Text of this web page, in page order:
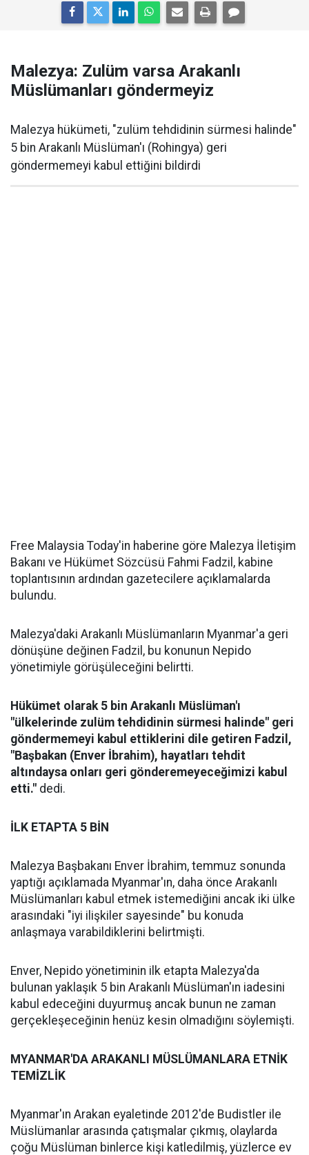
Malezya: Zulüm varsa Arakanlı
Müslümanları göndermeyiz
Malezya hükümeti, "zulüm tehdidinin sürmesi halinde"
5 bin Arakanlı Müslüman'ı (Rohingya) geri
göndermemeyi kabul ettiğini bildirdi
Free Malaysia Today'in haberine göre Malezya İletişim
Bakanı ve Hükümet Sözcüsü Fahmi Fadzil, kabine
toplantısının ardından gazetecilere açıklamalarda
bulundu.
Malezya'daki Arakanlı Müslümanların Myanmar'a geri
dönüşüne değinen Fadzil, bu konunun Nepido
yönetimiyle görüşüleceğini belirtti.
Hükümet olarak 5 bin Arakanlı Müslüman'ı
"ülkelerinde zulüm tehdidinin sürmesi halinde" geri
göndermemeyi kabul ettiklerini dile getiren Fadzil,
"Başbakan (Enver İbrahim), hayatları tehdit
altındaysa onları geri gönderemeyeceğimizi kabul
etti." dedi.
İLK ETAPTA 5 BİN
Malezya Başbakanı Enver İbrahim, temmuz sonunda
yaptığı açıklamada Myanmar'ın, daha önce Arakanlı
Müslümanları kabul etmek istemediğini ancak iki ülke
arasındaki "iyi ilişkiler sayesinde" bu konuda
anlaşmaya varabildiklerini belirtmişti.
Enver, Nepido yönetiminin ilk etapta Malezya'da
bulunan yaklaşık 5 bin Arakanlı Müslüman'ın iadesini
kabul edeceğini duyurmuş ancak bunun ne zaman
gerçekleşeceğinin henüz kesin olmadığını söylemişti.
MYANMAR'DA ARAKANLI MÜSLÜMANLARA ETNİK
TEMİZLİK
Myanmar'ın Arakan eyaletinde 2012'de Budistler ile
Müslümanlar arasında çatışmalar çıkmış, olaylarda
çoğu Müslüman binlerce kişi katledilmiş, yüzlerce ev